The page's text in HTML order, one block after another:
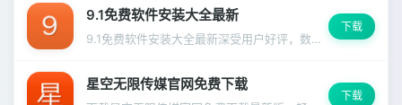
9.1免费软件安装大全最新
9.1免费软件安装大全最新深受用户好评，数千万人的共同选择
下载
星空无限传媒官网免费下载
下载